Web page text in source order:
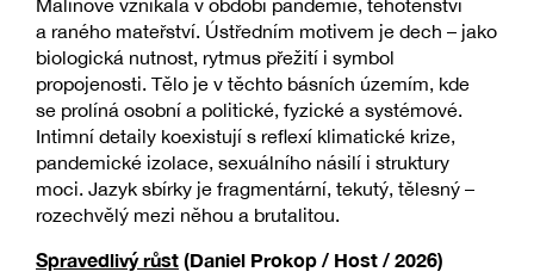
Malinové vznikala v období pandemie, těhotenství
a raného mateřství. Ústředním motivem je dech – jako
biologická nutnost, rytmus přežití i symbol
propojenosti. Tělo je v těchto básních územím, kde
se prolíná osobní a politické, fyzické a systémové.
Intimní detaily koexistují s reflexí klimatické krize,
pandemické izolace, sexuálního násilí i struktury
moci. Jazyk sbírky je fragmentární, tekutý, tělesný –
rozechvělý mezi něhou a brutalitou.
Spravedlivý růst (Daniel Prokop / Host / 2026)